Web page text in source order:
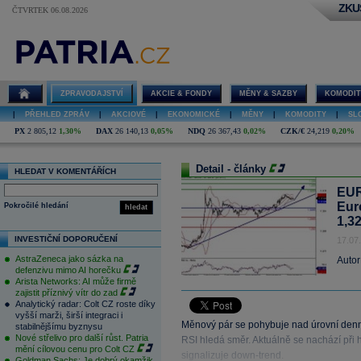
ČTVRTEK 06.08.2026
ZPRAVODAJSTVÍ AKCIE & FONDY MĚNY & SAZBY
PŘEHLED ZPRÁV AKCIOVÉ EKONOMICKÉ MĚNY KOMODITY
PX 2 805,12 1,30% DAX 26 140,13 0,05% NDQ 26 367,43 0,02% CZK/€ 24,219 0,20%
HLEDAT V KOMENTÁŘÍCH
hledat
Pokročilé hledání
INVESTIČNÍ DOPORUČENÍ
AstraZeneca jako sázka na
defenzivu mimo AI horečku
Arista Networks: AI může firmě
zajistit příznivý vítr do zad
Analytický radar: Colt CZ roste díky
vyšší marži, širší integraci i
stabilnějšímu byznysu
Nové střelivo pro další růst. Patria
mění cílovou cenu pro Colt CZ
Detail - články
Měnový pár se pohybuje nad úrovní
RSI hledá směr. Aktuálně se nachází
signalizuje down-trend.